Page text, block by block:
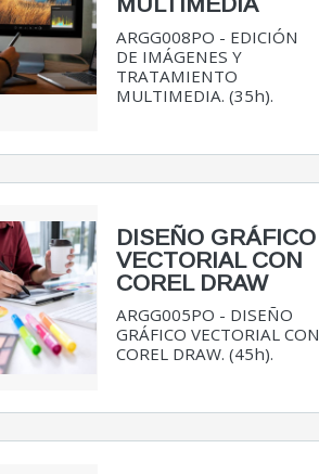
ARGG008PO - EDICIÓN
DE IMÁGENES Y
TRATAMIENTO
MULTIMEDIA. (35h).
DISEÑO GRÁFICO
VECTORIAL CON
COREL DRAW
ARGG005PO - DISEÑO
GRÁFICO VECTORIAL CON
COREL DRAW. (45h).